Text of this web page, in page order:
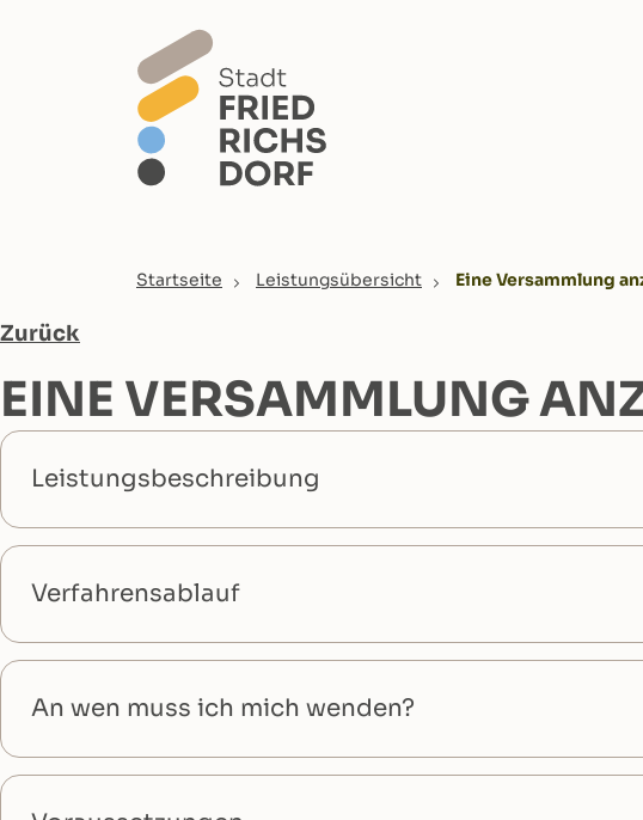
You are here:
Startseite Leistungsübersicht Eine Versammlung
Zurück
EINE VERSAMMLUNG
Leistungsbeschreibung
Verfahrensablauf
An wen muss ich mich wenden?